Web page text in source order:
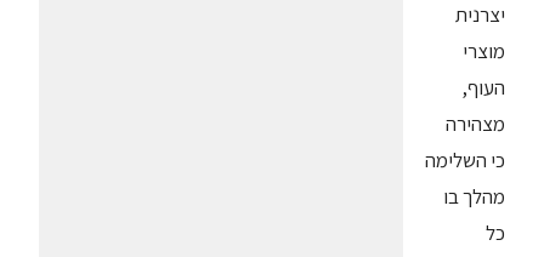
יצרנית
מוצרי
העוף,
מצהירה
כי השלימה
מהלך בו
כל